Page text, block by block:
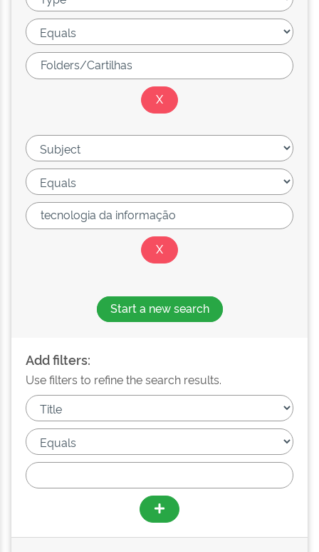
Start a new search
Add filters:
Use filters to refine the search results.